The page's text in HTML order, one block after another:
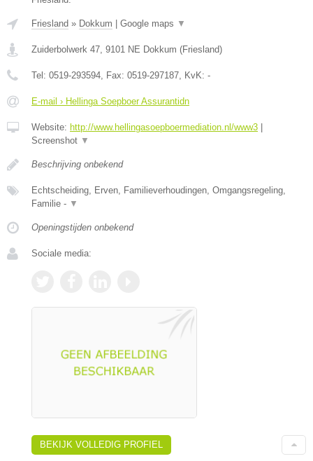
Friesland » Dokkum Google maps ▼
Zuiderbolwerk 47, 9101 NE Dokkum (Friesland)
Tel: 0519-293594, Fax: 0519-297187, KvK: -
E-mail › Hellinga Soepboer Assurantidn
Website: http://www.hellingasoepboermediation.nl/www3
Screenshot ▼
Beschrijving onbekend
Echtscheiding, Erven, Familieverhoudingen, Omgangsregeling,
Familie - ▼
Openingstijden onbekend
Sociale media:
BEKIJK VOLLEDIG PROFIEL